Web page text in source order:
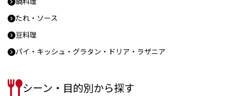
たれ・ソース
豆料理
パイ・キッシュ・グラタン・ドリア・ラザニア
シーン・目的別から探す